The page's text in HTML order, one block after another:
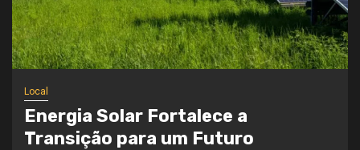
Local
Onde a Informação Encontra o Seu
Caminho